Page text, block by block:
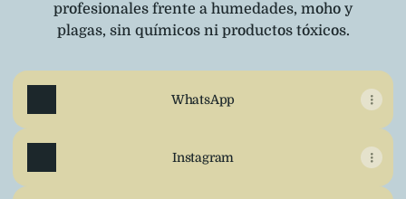
profesionales frente a humedades, moho y
plagas, sin químicos ni productos tóxicos.
WhatsApp
Instagram